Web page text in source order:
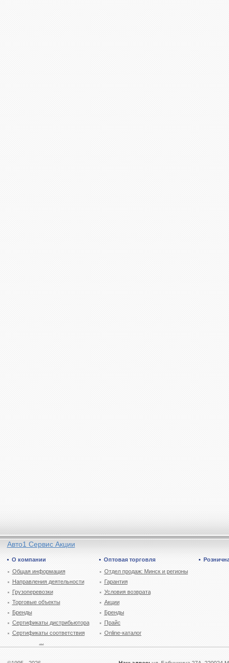
Авто1 Сервис Акции
О компании
Общая информация
Направления деятельности
Грузоперевозки
Торговые объекты
Бренды
Сертификаты дистрибьютора
Сертификаты соответствия
Оптовая торговля
Отдел продаж: Минск и регионы
Гарантия
Условия возврата
Акции
Бренды
Прайс
Online-каталог